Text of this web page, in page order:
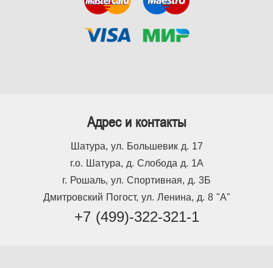
Адрес и контакты
Шатура, ул. Большевик д. 17
г.о. Шатура, д. Слобода д. 1А
г. Рошаль, ул. Спортивная, д. 3Б
Дмитровский Погост, ул. Ленина, д. 8 "А"
+7 (499)-322-321-1